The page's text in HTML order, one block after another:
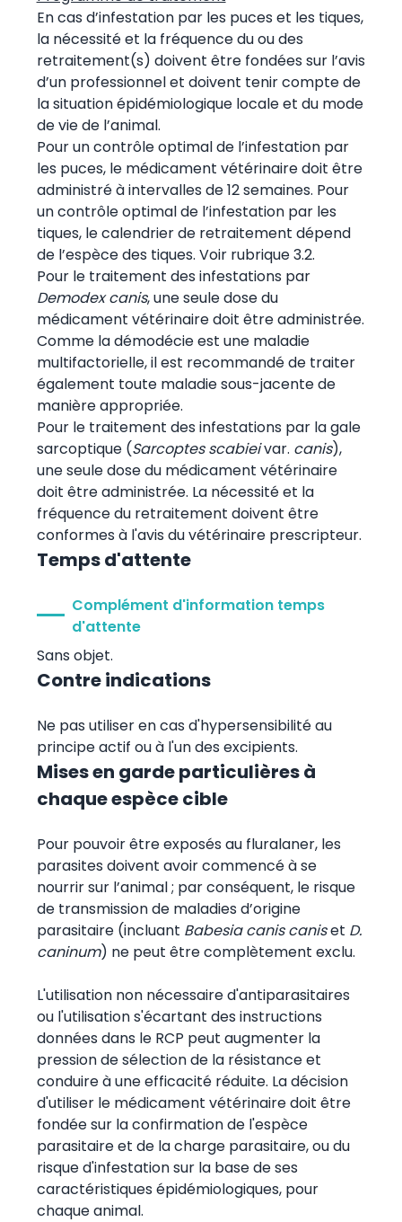
En cas d’infestation par les puces et les tiques,
la nécessité et la fréquence du ou des
retraitement(s) doivent être fondées sur l’avis
d’un professionnel et doivent tenir compte de
la situation épidémiologique locale et du mode
de vie de l’animal.
Pour un contrôle optimal de l’infestation par
les puces, le médicament vétérinaire doit être
administré à intervalles de 12 semaines. Pour
un contrôle optimal de l’infestation par les
tiques, le calendrier de retraitement dépend
de l’espèce des tiques. Voir rubrique 3.2.
Pour le traitement des infestations par
Demodex canis, une seule dose du
médicament vétérinaire doit être administrée.
Comme la démodécie est une maladie
multifactorielle, il est recommandé de traiter
également toute maladie sous-jacente de
manière appropriée.
Pour le traitement des infestations par la gale
sarcoptique (Sarcoptes scabieivar. canis),
une seule dose du médicament vétérinaire
doit être administrée. La nécessité et la
fréquence du retraitement doivent être
conformes à l'avis du vétérinaire prescripteur.
Temps d'attente
Complément d'information temps
d'attente
Sans objet.
Contre indications
Ne pas utiliser en cas d'hypersensibilité au
principe actif ou à l'un des excipients.
Mises en garde particulières à
chaque espèce cible
Pour pouvoir être exposés au fluralaner, les
parasites doivent avoir commencé à se
nourrir sur l’animal ; par conséquent, le risque
de transmission de maladies d’origine
parasitaire (incluant Babesia canis caniset D.
caninum) ne peut être complètement exclu.
L'utilisation non nécessaire d'antiparasitaires
ou l'utilisation s'écartant des instructions
données dans le RCP peut augmenter la
pression de sélection de la résistance et
conduire à une efficacité réduite. La décision
d'utiliser le médicament vétérinaire doit être
fondée sur la confirmation de l'espèce
parasitaire et de la charge parasitaire, ou du
risque d'infestation sur la base de ses
caractéristiques épidémiologiques, pour
chaque animal.